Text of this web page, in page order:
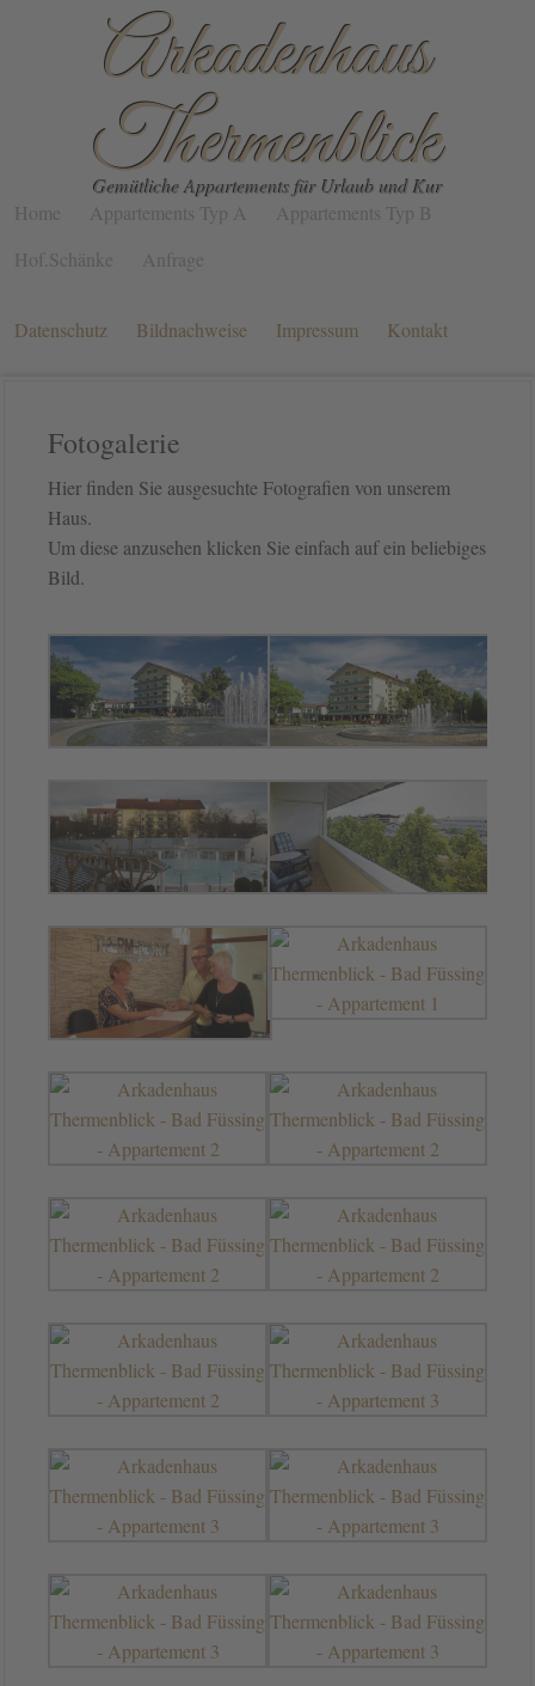
Arkadenhaus
Thermenblick
Gemütliche Appartements für Urlaub und Kur
Home
Appartements Typ A
Appartements Typ B
Hof.Schänke
Anfrage
Datenschutz Bildnachweise Impressum Kontakt
Fotogalerie
Hier finden Sie ausgesuchte Fotografien von unserem
Haus.
Um diese anzusehen klicken Sie einfach auf ein beliebiges
Bild.